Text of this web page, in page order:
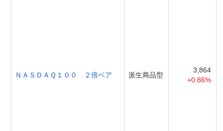
ＮＡＳＤＡＱ１００ ２倍ベア 派生商品型
3,864
+0.86%